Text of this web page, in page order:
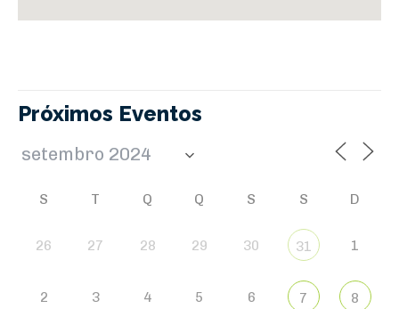
Próximos Eventos
S T Q Q S S D
26 27 28 29 30 31 1
2 3 4 5 6 7 8